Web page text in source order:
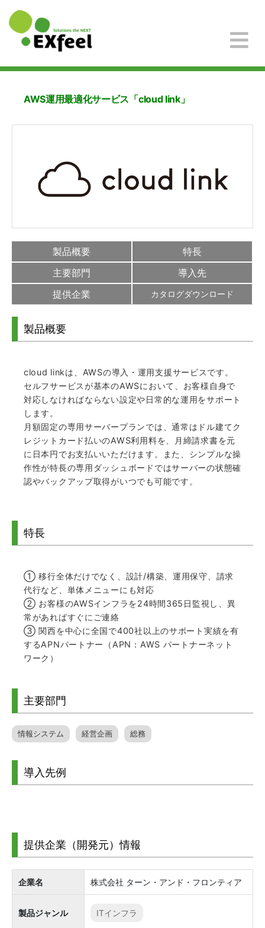
AWS運用最適化サービス「cloud link」
製品概要
特長
主要部門
導入先
提供企業
カタログダウンロード
製品概要
cloud linkは、AWSの導入・運用支援サービスです。
セルフサービスが基本のAWSにおいて、お客様自身で
対応しなければならない設定や日常的な運用をサポート
します。
月額固定の専用サーバープランでは、通常はドル建てク
レジットカード払いのAWS利用料を、月締請求書を元
に日本円でお支払いいただけます。また、シンプルな操
作性が特長の専用ダッシュボードではサーバーの状態確
認やバックアップ取得がいつでも可能です。
特長
① 移行全体だけでなく、設計/構築、運用保守、請求
代行など、単体メニューにも対応
② お客様のAWSインフラを24時間365日監視し、異
常があればすぐにご連絡
③ 関西を中心に全国で400社以上のサポート実績を有
するAPNパートナー（APN：AWS パートナーネット
ワーク）
主要部門
情報システム 経営企画 総務
導入先例
提供企業（開発元）情報
企業名 株式会社 ターン・アンド・フロンティア
製品ジャンル ITインフラ